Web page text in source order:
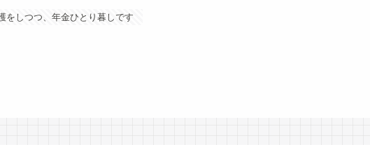
をしつつ、年金ひとり暮しです